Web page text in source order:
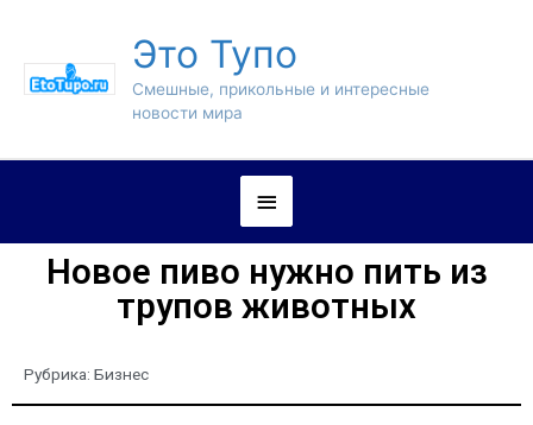
Это Тупо
Смешные, прикольные и интересные
новости мира
Новое пиво нужно пить из
трупов животных
Рубрика: Бизнес